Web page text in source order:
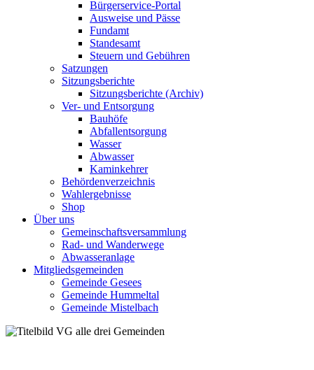
Bürgerservice-Portal
Ausweise und Pässe
Fundamt
Standesamt
Steuern und Gebühren
Satzungen
Sitzungsberichte
Sitzungsberichte (Archiv)
Ver- und Entsorgung
Bauhöfe
Abfallentsorgung
Wasser
Abwasser
Kaminkehrer
Behördenverzeichnis
Wahlergebnisse
Shop
Über uns
Gemeinschaftsversammlung
Rad- und Wanderwege
Abwasseranlage
Mitgliedsgemeinden
Gemeinde Gesees
Gemeinde Hummeltal
Gemeinde Mistelbach